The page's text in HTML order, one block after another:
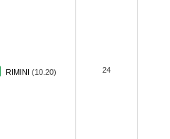
RIMINI (10.20) 24